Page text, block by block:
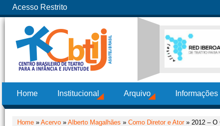
Acesso Restrito
Home Institucional Arquivo
Home » Acervo » Alberto Magalhães » Como Diretor e Ator» 2012 – O